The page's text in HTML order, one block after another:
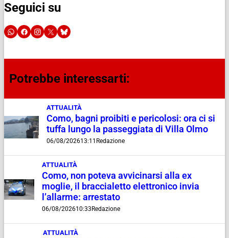
Seguici su
Potrebbe interessarti:
ATTUALITÀ
Como, bagni proibiti e pericolosi: ora ci si
tuffa lungo la passeggiata di Villa Olmo
06/08/202613:11 Redazione
ATTUALITÀ
Como, non poteva avvicinarsi alla ex
moglie, il braccialetto elettronico invia
l’allarme: arrestato
06/08/202610:33 Redazione
ATTUALITÀ